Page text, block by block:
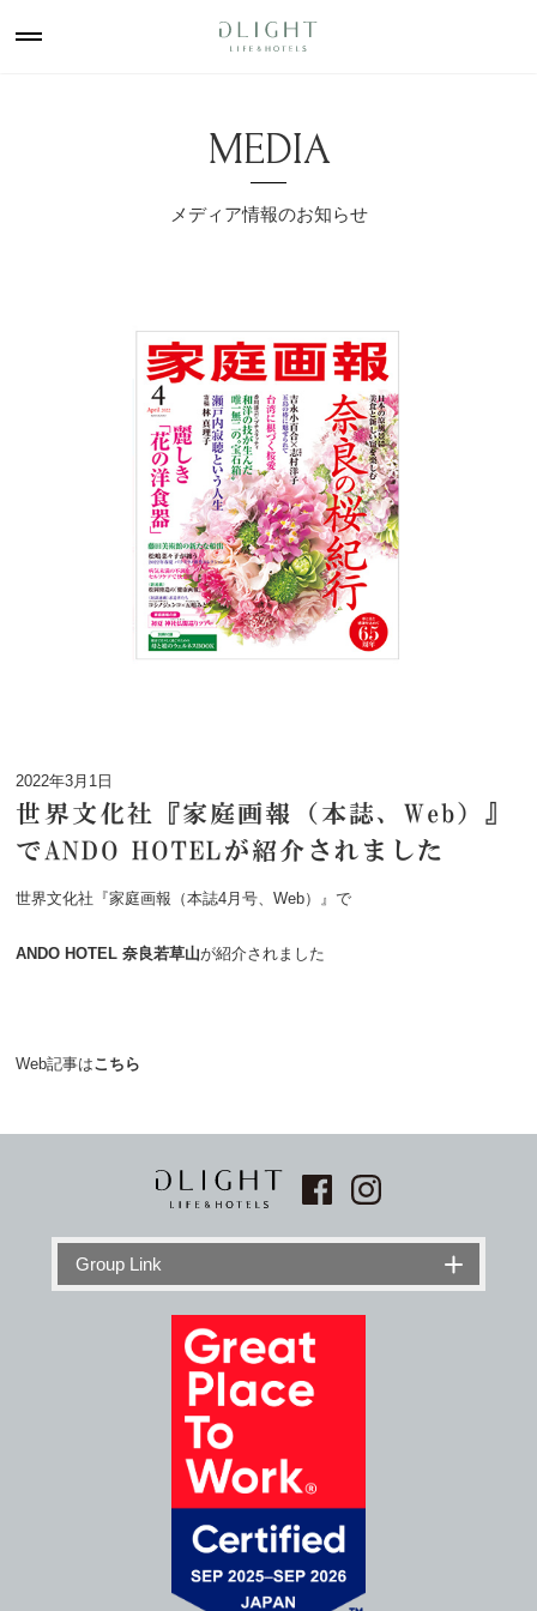
MEDIA
メディア情報のお知らせ
2022年3月1日
世界文化社『家庭画報（本誌、Web）』
でANDO HOTELが紹介されました
世界文化社『家庭画報（本誌4月号、Web）』で
ANDO HOTEL 奈良若草山が紹介されました
Web記事はこちら
Group Link